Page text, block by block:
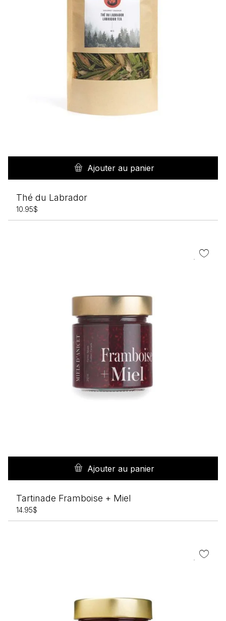
Ajouter au panier
Thé du Labrador
10.95$
Ajouter au panier
Tartinade Framboise + Miel
14.95$